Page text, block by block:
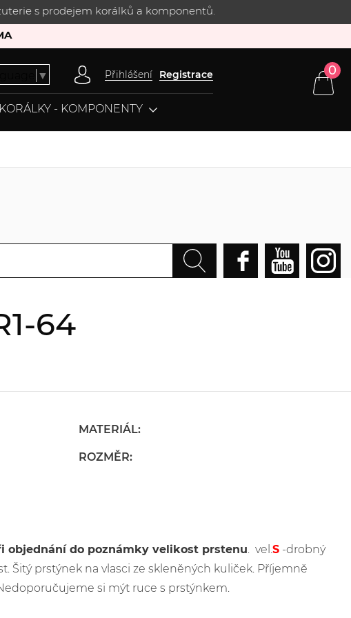
s prodejem korálků a komponentů.
▼ Přihlášení Registrace 0
KORÁLKY - KOMPONENTY
64
MATERIÁL:
ROZMĚR:
objednání do poznámky velikost prstenu. vel.S-drobný
Šitý prstýnek na vlasci ze skleněných kuliček. Příjemně
si mýt ruce s prstýnkem.